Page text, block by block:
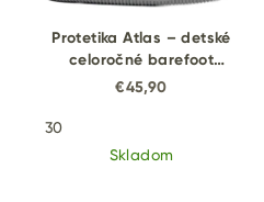
Protetika Atlas – detské
celoročné barefoot
topánky
€45,90
30
Skladom